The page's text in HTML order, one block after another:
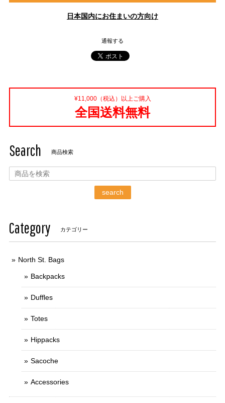
日本国内にお住まいの方向け
通報する
¥11,000（税込）以上ご購入
全国送料無料
Search 商品検索
search
Category カテゴリー
North St. Bags
Backpacks
Duffles
Totes
Hippacks
Sacoche
Accessories